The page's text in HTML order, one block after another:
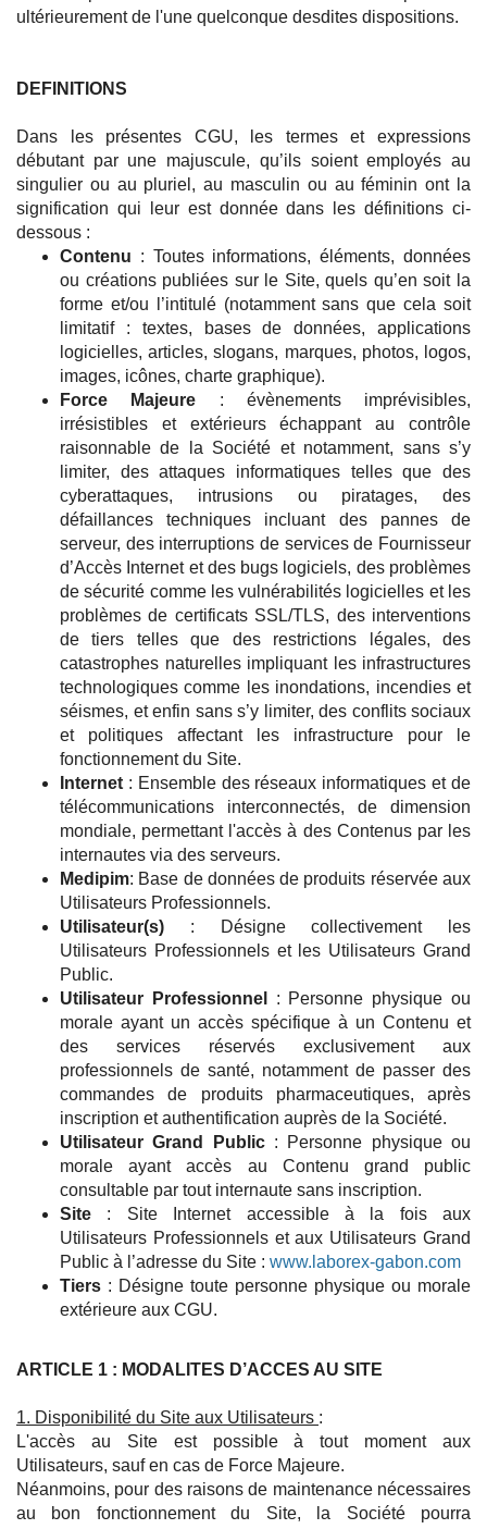
ultérieurement de l'une quelconque desdites dispositions.
DEFINITIONS
Dans les présentes CGU, les termes et expressions
débutant par une majuscule, qu’ils soient employés au
singulier ou au pluriel, au masculin ou au féminin ont la
signification qui leur est donnée dans les définitions ci-
dessous :
Contenu : Toutes informations, éléments, données
ou créations publiées sur le Site, quels qu’en soit la
forme et/ou l’intitulé (notamment sans que cela soit
limitatif : textes, bases de données, applications
logicielles, articles, slogans, marques, photos, logos,
images, icônes, charte graphique).
Force Majeure : évènements imprévisibles,
irrésistibles et extérieurs échappant au contrôle
raisonnable de la Société et notamment, sans s’y
limiter, des attaques informatiques telles que des
cyberattaques, intrusions ou piratages, des
défaillances techniques incluant des pannes de
serveur, des interruptions de services de Fournisseur
d’Accès Internet et des bugs logiciels, des problèmes
de sécurité comme les vulnérabilités logicielles et les
problèmes de certificats SSL/TLS, des interventions
de tiers telles que des restrictions légales, des
catastrophes naturelles impliquant les infrastructures
technologiques comme les inondations, incendies et
séismes, et enfin sans s’y limiter, des conflits sociaux
et politiques affectant les infrastructure pour le
fonctionnement du Site.
Internet : Ensemble des réseaux informatiques et de
télécommunications interconnectés, de dimension
mondiale, permettant l'accès à des Contenus par les
internautes via des serveurs.
Medipim: Base de données de produits réservée aux
Utilisateurs Professionnels.
Utilisateur(s) : Désigne collectivement les
Utilisateurs Professionnels et les Utilisateurs Grand
Public.
Utilisateur Professionnel
: Personne physique ou
morale ayant un accès spécifique à un Contenu et
des services réservés exclusivement aux
professionnels de santé, notamment de passer des
commandes de produits pharmaceutiques, après
inscription et authentification auprès de la Société.
Utilisateur Grand Public: Personne physique ou
morale ayant accès au Contenu grand public
consultable par tout internaute sans inscription.
Site : Site Internet accessible à la fois aux
Utilisateurs Professionnels et aux Utilisateurs Grand
Public à l’adresse du Site : www.laborex-gabon.com
Tiers : Désigne toute personne physique ou morale
extérieure aux CGU.
ARTICLE 1 : MODALITES D’ACCES AU SITE
1. Disponibilité du Site aux Utilisateurs :
L'accès au Site est possible à tout moment aux
Utilisateurs, sauf en cas de Force Majeure.
Néanmoins, pour des raisons de maintenance nécessaires
au bon fonctionnement du Site, la Société pourra